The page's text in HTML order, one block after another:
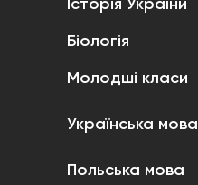
Історія України
Біологія
Молодші класи
Українська мова
Польська мова